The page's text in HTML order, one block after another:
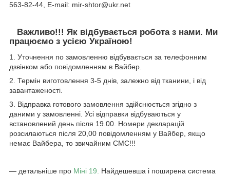
563-82-44, E-mail: mir-shtor@ukr.net
Важливо!!! Як відбувається робота з нами. Ми
працюємо з усією Україною!
1. Уточнення по замовленню відбувається за телефонним
дзвінком або повідомленням в Вайбер.
2. Термін виготовлення 3-5 днів, залежно від тканини, і від
завантаженості.
3. Відправка готового замовлення здійснюється згідно з
даними у замовленні. Усі відправки відбуваються у
встановлений день після 19.00. Номери декларацій
розсилаються після 20,00 повідомленням у Вайбер, якщо
немає Вайбера, то звичайним СМС!!!
― детальніше про Міні 19. Найдешевша і поширена система